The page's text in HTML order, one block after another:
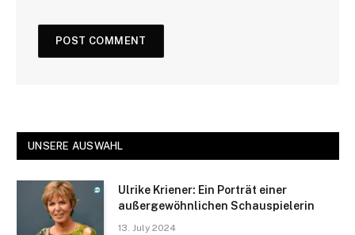
UNSERE AUSWAHL
Ulrike Kriener: Ein Porträt einer
außergewöhnlichen Schauspielerin
13. July 2024